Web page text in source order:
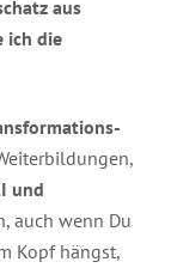
aus
ich die
und
auch wenn Du
Kopf hängst,